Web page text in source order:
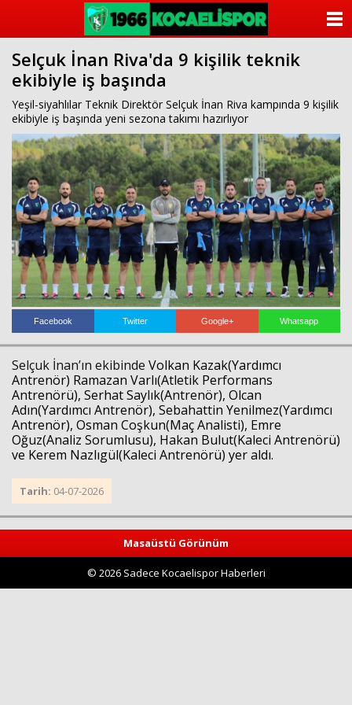
Selçuk İnan Riva'da 9 kişilik teknik
ekibiyle iş başında
Yeşil-siyahlılar Teknik Direktör Selçuk İnan Riva kampında 9 kişilik
ekibiyle iş başında yeni sezona takımı hazırlıyor
Facebook Twitter Google+ Whatsapp
Selçuk İnan’ın ekibinde Volkan Kazak(Yardımcı
Antrenör) Ramazan Varlı(Atletik Performans
Antrenörü), Serhat Saylık(Antrenör), Olcan
Adın(Yardımcı Antrenör), Sebahattin Yenilmez(Yardımcı
Antrenör), Osman Coşkun(Maç Analisti), Emre
Oğuz(Analiz Sorumlusu), Hakan Bulut(Kaleci Antrenörü)
ve Kerem Nazlıgül(Kaleci Antrenörü) yer aldı.
Tarih: 04-07-2026
Masaüstü Görünüm
© 2026 Sadece Kocaelispor Haberleri
ANASAYFA
KATEGORİLER
ANKETLER
FOTO GALERİ
VİDEO GALERİ
KÜNYE
İLETİŞİM